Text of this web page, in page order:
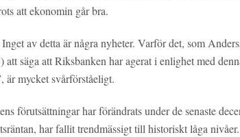
att ekonomin går bra.
av detta är några nyheter. Varför det, som
säga att Riksbanken har agerat i enlighet med
är mycket svårförståeligt.
förutsättningar har förändrats under de senaste
har fallit trendmässigt till historiskt låga